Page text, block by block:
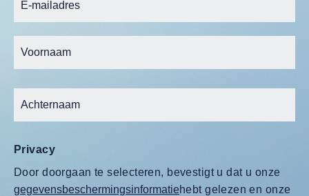
Privacy
Door doorgaan te selecteren, bevestigt u dat u onze
gegevensbeschermingsinformatiehebt gelezen en onze